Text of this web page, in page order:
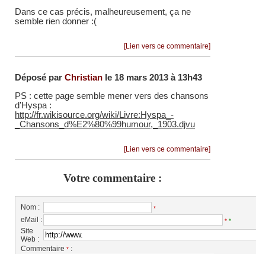
Dans ce cas précis, malheureusement, ça ne
semble rien donner :(
[Lien vers ce commentaire]
Déposé par Christian le 18 mars 2013 à 13h43
PS : cette page semble mener vers des chansons
d’Hyspa :
http://fr.wikisource.org/wiki/Livre:Hyspa_-
_Chansons_d%E2%80%99humour,_1903.djvu
[Lien vers ce commentaire]
Votre commentaire :
Nom : *
eMail : * *
Site
Web :
Commentaire * :